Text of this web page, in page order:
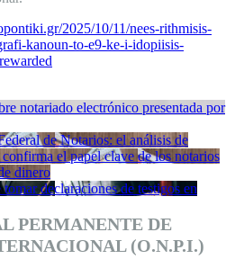
2025/10/11/nees-rithmisis-
kanoun-to-e9-ke-i-idopiisis-
notariado electrónico presentada por
de Notarios: el análisis de
el papel clave de los notarios
dinero
declaraciones de testigos en
PERMANENTE DE
(O.N.P.I.)